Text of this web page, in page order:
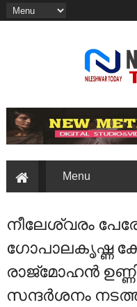
നീലേശ്വരം
ഗോപാലകൃഷ്ണ
രാജ്മോഹൻ
സന്ദർശനം